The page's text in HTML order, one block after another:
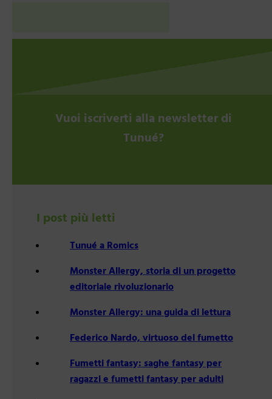
Vuoi iscriverti alla newsletter di
Tunué?
I post più letti
Tunué a Romics
Monster Allergy, storia di un progetto
editoriale rivoluzionario
Monster Allergy: una guida di lettura
Federico Nardo, virtuoso del fumetto
Fumetti fantasy: saghe fantasy per
ragazzi e fumetti fantasy per adulti